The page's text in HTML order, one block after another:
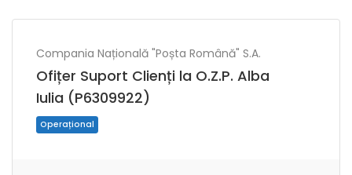
Compania Națională "Poșta Română" S.A.
Ofițer Suport Clienți la O.Z.P. Alba
Iulia (P6309922)